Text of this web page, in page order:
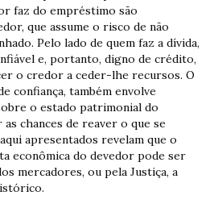
faz do empréstimo são
que assume o risco de não
Pelo lado de quem faz a dívida,
e, portanto, digno de crédito,
o credor a ceder-lhe recursos. O
confiança, também envolve
o estado patrimonial do
chances de reaver o que se
apresentados revelam que o
econômica do devedor pode ser
mercadores, ou pela Justiça, a